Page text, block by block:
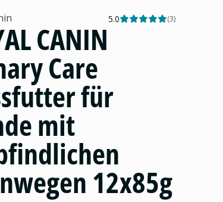
5.0 (3)
CANIN
Care
für
mit
12x85g